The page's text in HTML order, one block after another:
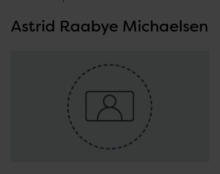
Astrid Raabye Michaelsen